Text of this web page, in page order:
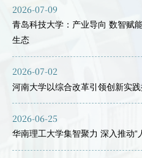
2026-07-09
青岛科技大学：产业导向 数智赋
生态
2026-07-02
河南大学以综合改革引领创新实
2026-06-25
华南理工大学集智聚力 深入推动“